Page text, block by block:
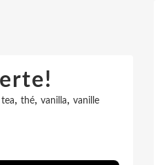
tea, thé, vanilla, vanille